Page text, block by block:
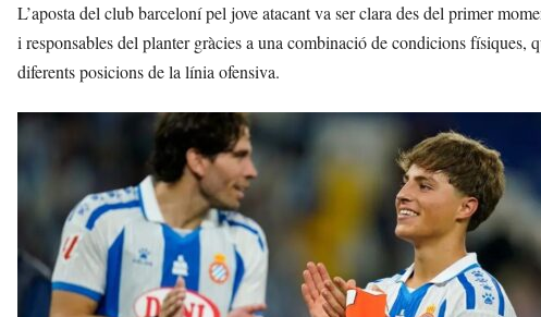
L’aposta del club barceloní pel jove atacant va ser clara des del primer
i responsables del planter gràcies a una combinació de condicions físiques,
diferents posicions de la línia ofensiva.